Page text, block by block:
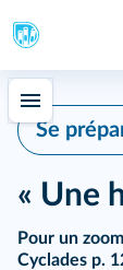
Se
« Une
Pour un
Cyclades p.